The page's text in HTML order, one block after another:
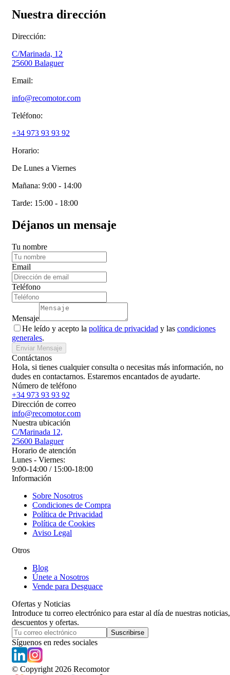
Nuestra dirección
Dirección:
C/Marinada, 12
25600 Balaguer
Email:
info@recomotor.com
Teléfono:
+34 973 93 93 92
Horario:
De Lunes a Viernes
Mañana: 9:00 - 14:00
Tarde: 15:00 - 18:00
Déjanos un mensaje
Tu nombre
Email
Teléfono
Mensaje
He leído y acepto la política de privacidad y las condiciones
generales.
Enviar Mensaje
Contáctanos
Hola, si tienes cualquier consulta o necesitas más información, no
dudes en contactarnos. Estaremos encantados de ayudarte.
Número de teléfono
+34 973 93 93 92
Dirección de correo
info@recomotor.com
Nuestra ubicación
C/Marinada 12,
25600 Balaguer
Horario de atención
Lunes - Viernes:
9:00-14:00 / 15:00-18:00
Información
Sobre Nosotros
Condiciones de Compra
Política de Privacidad
Política de Cookies
Aviso Legal
Otros
Blog
Únete a Nosotros
Vende para Desguace
Ofertas y Noticias
Introduce tu correo electrónico para estar al día de nuestras noticias,
descuentos y ofertas.
Suscribirse
Síguenos en redes sociales
© Copyright 2026 Recomotor